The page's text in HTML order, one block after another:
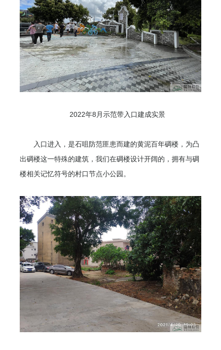
2022年8月示范带入口建成实景
入口进入，是石咀防范匪患而建的黄泥百年碉楼，为凸
出碉楼这一特殊的建筑，我们在碉楼设计开阔的，拥有与碉
楼相关记忆符号的村口节点小公园。